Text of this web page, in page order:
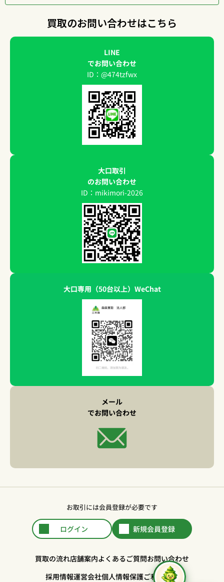
買取のお問い合わせはこちら
LINE
でお問い合わせ
ID：@474tzfwx
大口取引
のお問い合わせ
ID：mikimori-2026
大口専用（50台以上）WeChat
メール
でお問い合わせ
お取引には会員登録が必要です
ログイン 新規会員登録
買取の流れ店舗案内よくあるご質問お問い合わせ
採用情報運営会社個人情報保護ご利用規約